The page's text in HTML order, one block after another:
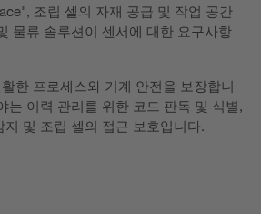
조립 셀의 자재 공급 및 작업 공간
물류 솔루션이 센서에 대한 요구사항
한 프로세스와 기계 안전을 보장합니
는 이력 관리를 위한 코드 판독 및 식별,
및 조립 셀의 접근 보호입니다.